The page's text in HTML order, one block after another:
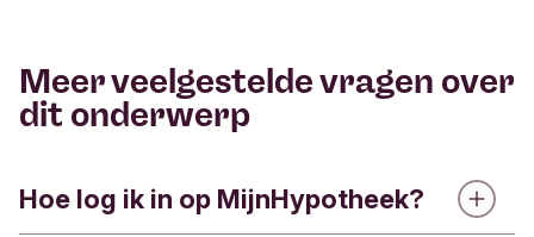
Meer veelgestelde vragen over
dit onderwerp
Hoe log ik in op MijnHypotheek?